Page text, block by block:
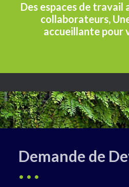
Des espaces de travail
collaborateurs,
accueillante pour
Demande de